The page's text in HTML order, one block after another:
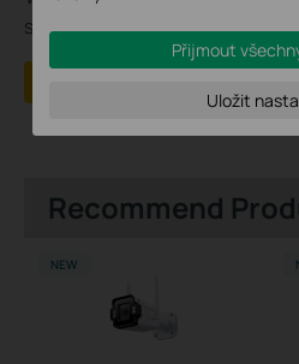
stránky
Recommend
NEW
Přijmout
Uložit